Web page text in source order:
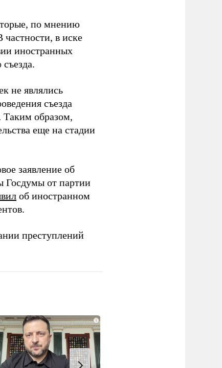
по мнению
в иске
иностранных
не являлись
съезда
Таким образом,
еще на стадии
заявление об
Госдумы от партии
об иностранном
преступлений
i